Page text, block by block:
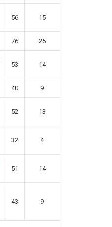
56 15
76 25
53 14
40 9
52 13
32 4
51 14
43 9